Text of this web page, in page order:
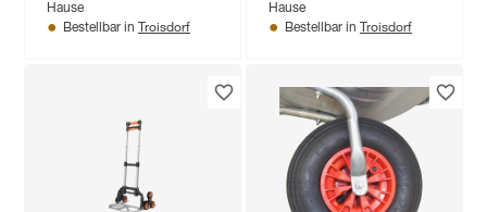
Hause
Bestellbar in Troisdorf
Hause
Bestellbar in Troisdorf